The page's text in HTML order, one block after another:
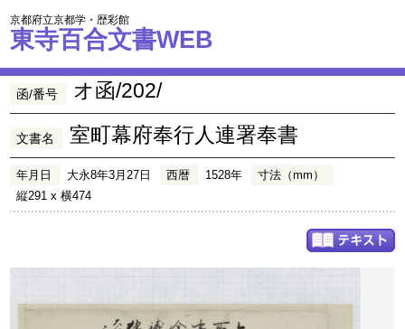
京都府立京都学・歴彩館
東寺百合文書WEB
函/番号 オ函/202/
文書名 室町幕府奉行人連署奉書
年月日 大永8年3月27日 西暦 1528年
寸法（mm）
縦291 x 横474